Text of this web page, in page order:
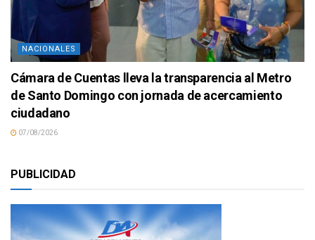
NACIONALES
Cámara de Cuentas lleva la transparencia al Metro
de Santo Domingo con jornada de acercamiento
ciudadano
07/08/2026
PUBLICIDAD